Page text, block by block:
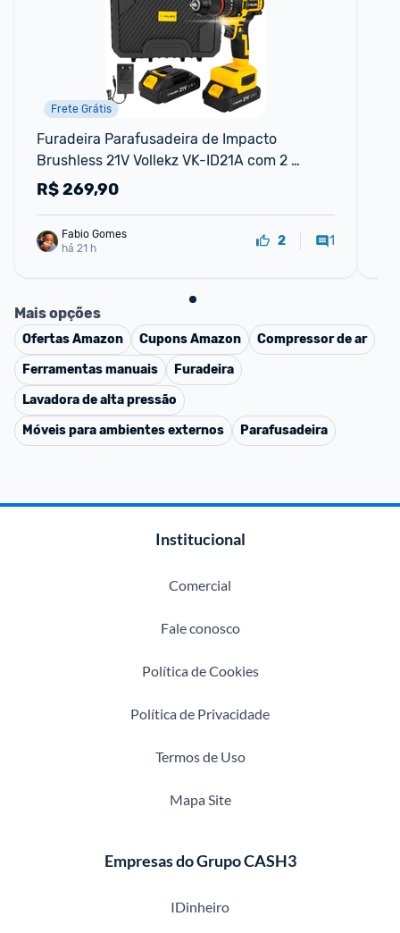
Frete Grátis
Furadeira Parafusadeira de Impacto
Brushless 21V Vollekz VK-ID21A com 2
Baterias
R$269,90
Fabio Gomes
há 21 h
2 1
Mais opções
OfertasAmazon CuponsAmazon
Compressor de ar
Ferramentas manuais
Furadeira
Lavadora de alta pressão
Móveis para ambientes externos
Parafusadeira
Institucional
Comercial
Fale conosco
Política de Cookies
Política de Privacidade
Termos de Uso
Mapa Site
Empresas do Grupo CASH3
IDinheiro